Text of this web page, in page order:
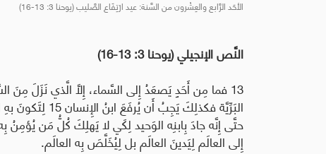
الأحَد الرَّابع والعِشْرون من السَّنة: عيد ارْتِفَاع الصَّليب (يوحنا 3: 13-16)
النَّص الإنجيلي (يوحنا 3: 13-16)
البَرِّيَّة فكذلِكَ يَجِبُ أَن يُرفَعَ ابنُ الإِنسان15
إِلى العالَم لِيَدينَ العالَم بل لِيُخَلَّصَ بِه العالَم.